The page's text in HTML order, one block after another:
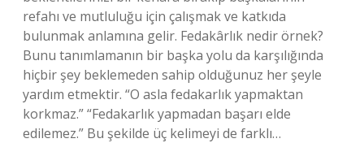
refahı ve mutluluğu için çalışmak ve katkıda
bulunmak anlamına gelir. Fedakârlık nedir örnek?
Bunu tanımlamanın bir başka yolu da karşılığında
hiçbir şey beklemeden sahip olduğunuz her şeyle
yardım etmektir. “O asla fedakarlık yapmaktan
korkmaz.” “Fedakarlık yapmadan başarı elde
edilemez.” Bu şekilde üç kelimeyi de farklı…